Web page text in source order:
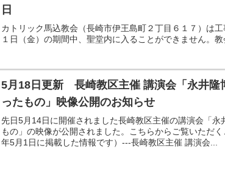
日
カトリック馬込教会（長崎市伊王島町２丁目６１７）は
１日（金）の期間中、聖堂内に入ることができません。
5月18日更新 長崎教区主催 講演会「永井隆
ったもの」映像公開のお知らせ
先日5月14日に開催されました長崎教区主催の講演会「永
もの」の映像が公開されました。こちらからご覧いただ
年5月1日に掲載した情報です）---長崎教区主催 講演会...